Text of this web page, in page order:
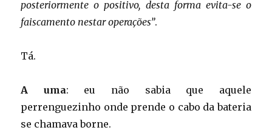
posteriormente o positivo, desta forma evita-se o
faiscamento nestar operações”.
Tá.
A uma: eu não sabia que aquele
perrenguezinho onde prende o cabo da bateria
se chamava borne.